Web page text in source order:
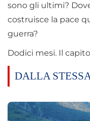
sono gli ultimi?
costruisce la pace
guerra?
Dodici mesi. Il
DALLA